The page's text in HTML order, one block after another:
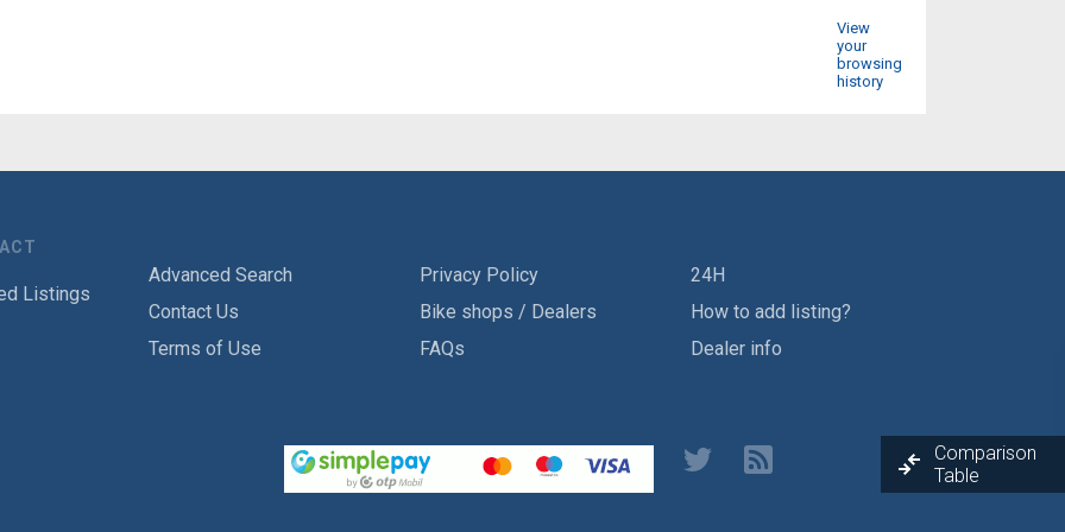
View
your
browsing
history
Listings
Advanced Search
Contact Us
Terms of Use
Privacy Policy
Bike shops / Dealers
FAQs
24H
How to add listing?
Dealer info
Comparison
Table